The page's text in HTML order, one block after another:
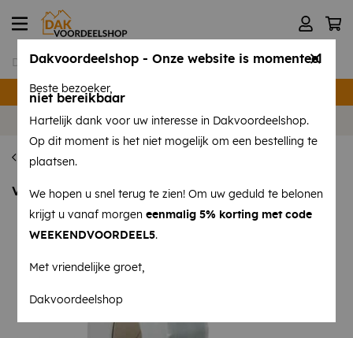
Volg ons opInstagramen Facebook!
Bouwfolies en isolatie
VAST-R Butyl tape 30 mm x 20 mtr
Dakvoordeelshop - Onze website is momenteel
niet bereikbaar
Beste bezoeker,
Hartelijk dank voor uw interesse in Dakvoordeelshop.
Op dit moment is het niet mogelijk om een bestelling te
plaatsen.
We hopen u snel terug te zien! Om uw geduld te belonen
krijgt u vanaf morgeneenmalig 5% korting met code
WEEKENDVOORDEEL5.
Met vriendelijke groet,
Dakvoordeelshop